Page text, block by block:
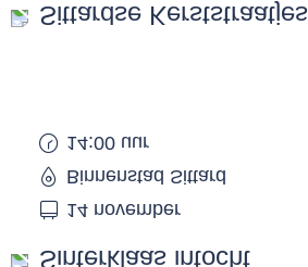
Sinterklaas intocht
14 november
Binnenstad Sittard
14:00 uur
Sittardse Kerststraatjes